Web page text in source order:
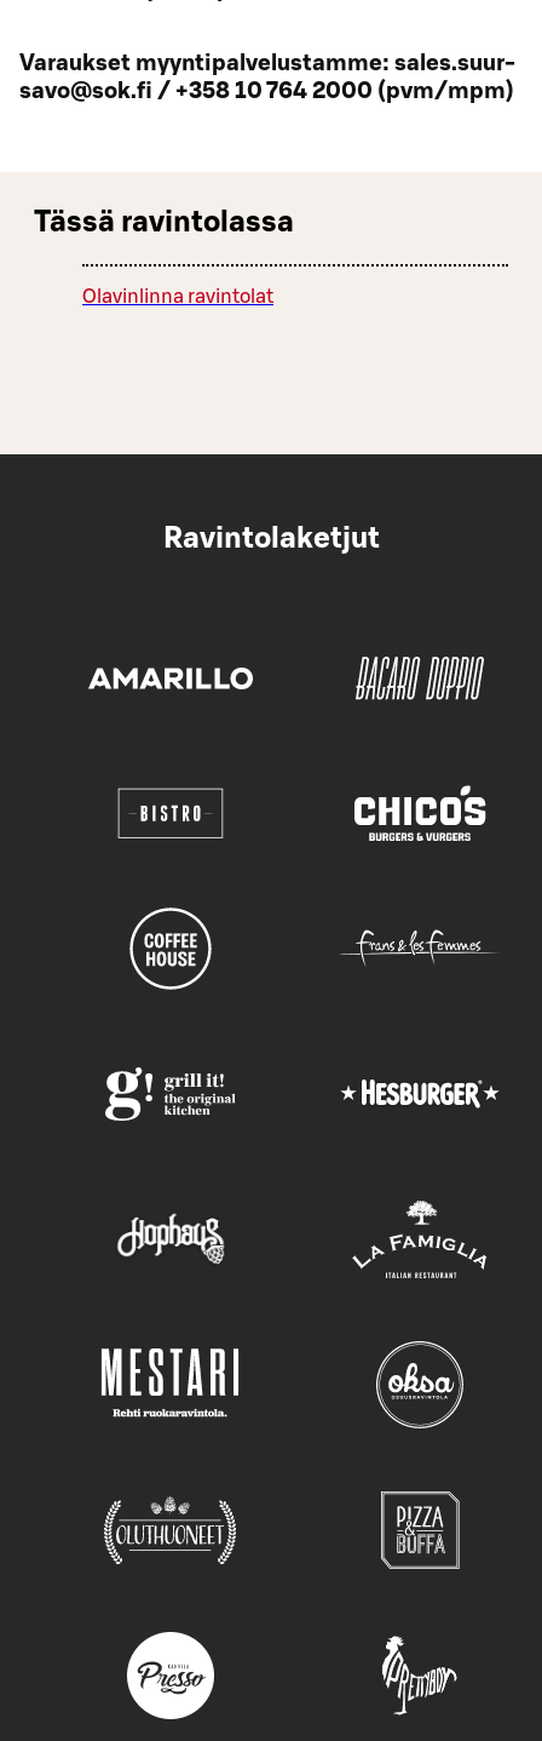
Varaukset myyntipalvelustamme: sales.suur-
savo@sok.fi / +358 10 764 2000 (pvm/mpm)
Tässä ravintolassa
Olavinlinna ravintolat
Ravintolaketjut